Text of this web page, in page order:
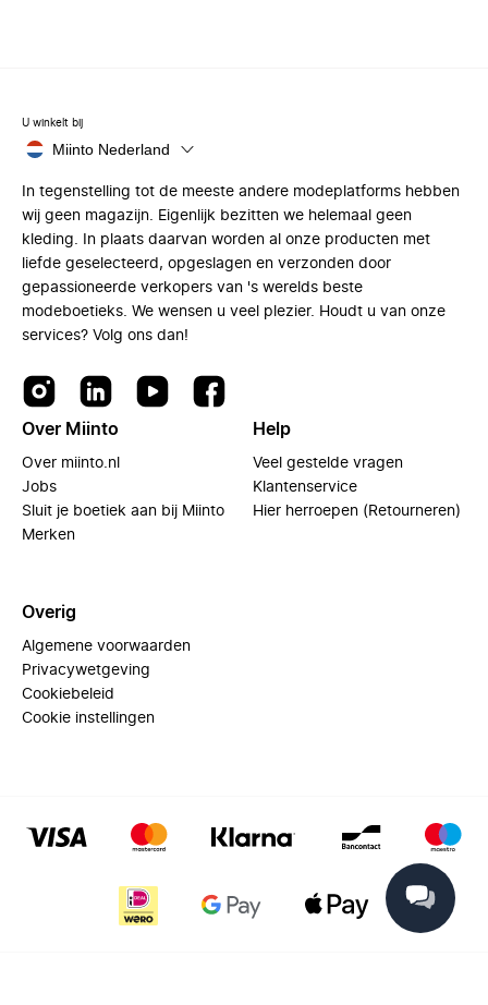
U winkelt bij
Miinto Nederland
In tegenstelling tot de meeste andere modeplatforms hebben
wij geen magazijn. Eigenlijk bezitten we helemaal geen
kleding. In plaats daarvan worden al onze producten met
liefde geselecteerd, opgeslagen en verzonden door
gepassioneerde verkopers van 's werelds beste
modeboetieks. We wensen u veel plezier. Houdt u van onze
services? Volg ons dan!
Over Miinto
Over miinto.nl
Jobs
Sluit je boetiek aan bij Miinto
Merken
Help
Veel gestelde vragen
Klantenservice
Hier herroepen (Retourneren)
Overig
Algemene voorwaarden
Privacywetgeving
Cookiebeleid
Cookie instellingen